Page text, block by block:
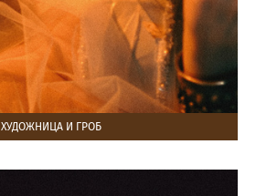
ХУДОЖНИЦА И ГРОБ